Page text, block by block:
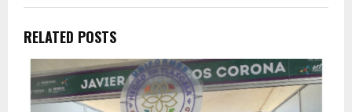
RELATED POSTS